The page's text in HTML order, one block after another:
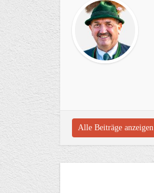
Alle Beiträge anzeigen